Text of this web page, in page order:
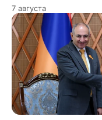
7 августа